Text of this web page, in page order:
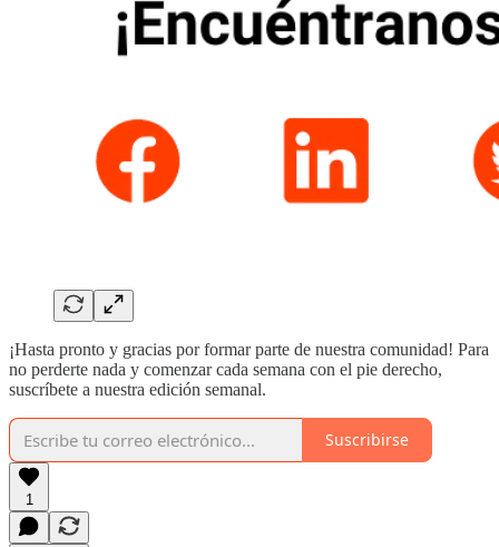
¡Hasta pronto y gracias por formar parte de nuestra comunidad! Para
no perderte nada y comenzar cada semana con el pie derecho,
suscríbete a nuestra edición semanal.
Suscribirse
1